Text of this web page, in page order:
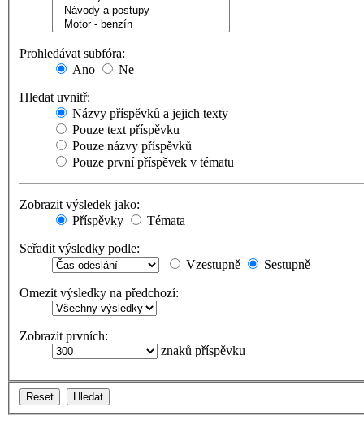
Prohledávat subfóra:
Ano
Ne
Hledat uvnitř:
Názvy příspěvků a jejich texty
Pouze text příspěvku
Pouze názvy příspěvků
Pouze první příspěvek v tématu
Zobrazit výsledek jako:
Příspěvky
Témata
Seřadit výsledky podle:
Vzestupně
Sestupně
Omezit výsledky na předchozí:
Zobrazit prvních:
znaků příspěvku